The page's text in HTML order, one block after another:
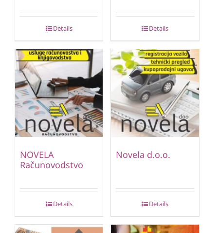
Details Details
NOVELA
Računovodstvo
Details
Novela d.o.o.
Details